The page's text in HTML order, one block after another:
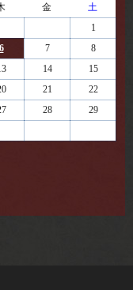
金
土
1
6 7
8
14
15
21
22
28
29